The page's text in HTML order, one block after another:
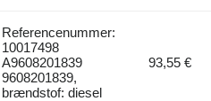
Referencenummer:
10017498
A9608201839
9608201839,
brændstof: diesel
93,55 €